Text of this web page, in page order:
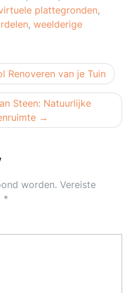
plattegronden,
, weelderige
Renoveren van je Tuin
Steen: Natuurlijke
worden. Vereiste
*